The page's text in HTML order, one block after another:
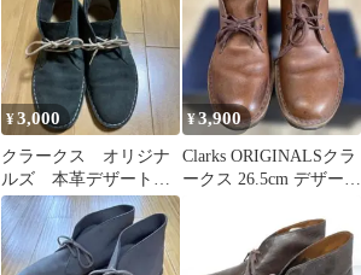
¥3,000
クラークス オリジナ
ルズ 本革デザートブ
ーツ25.5cm
¥3,900
Clarks ORIGINALSクラ
ークス 26.5cm デザート